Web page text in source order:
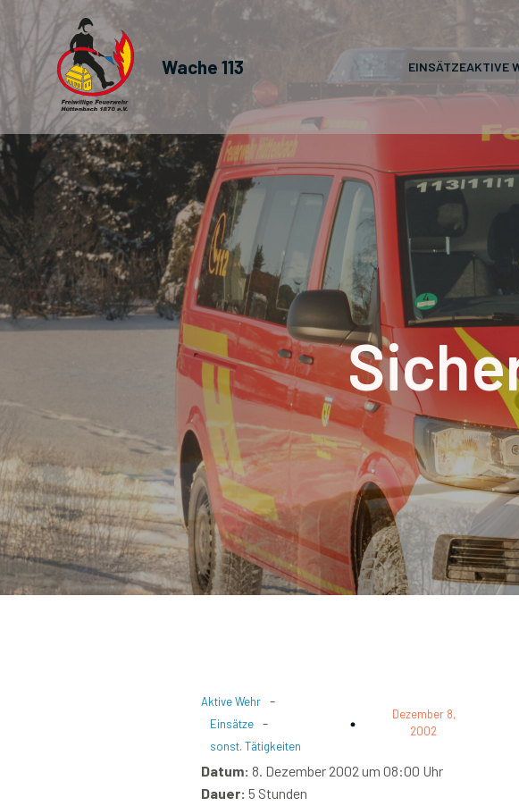
Wache 113 EINSÄTZEAKTIVE
Aktive Wehr -
Einsätze -
sonst. Tätigkeiten
Dezember 8,
2002
Datum: 8. Dezember 2002 um 08:00 Uhr
Dauer: 5 Stunden